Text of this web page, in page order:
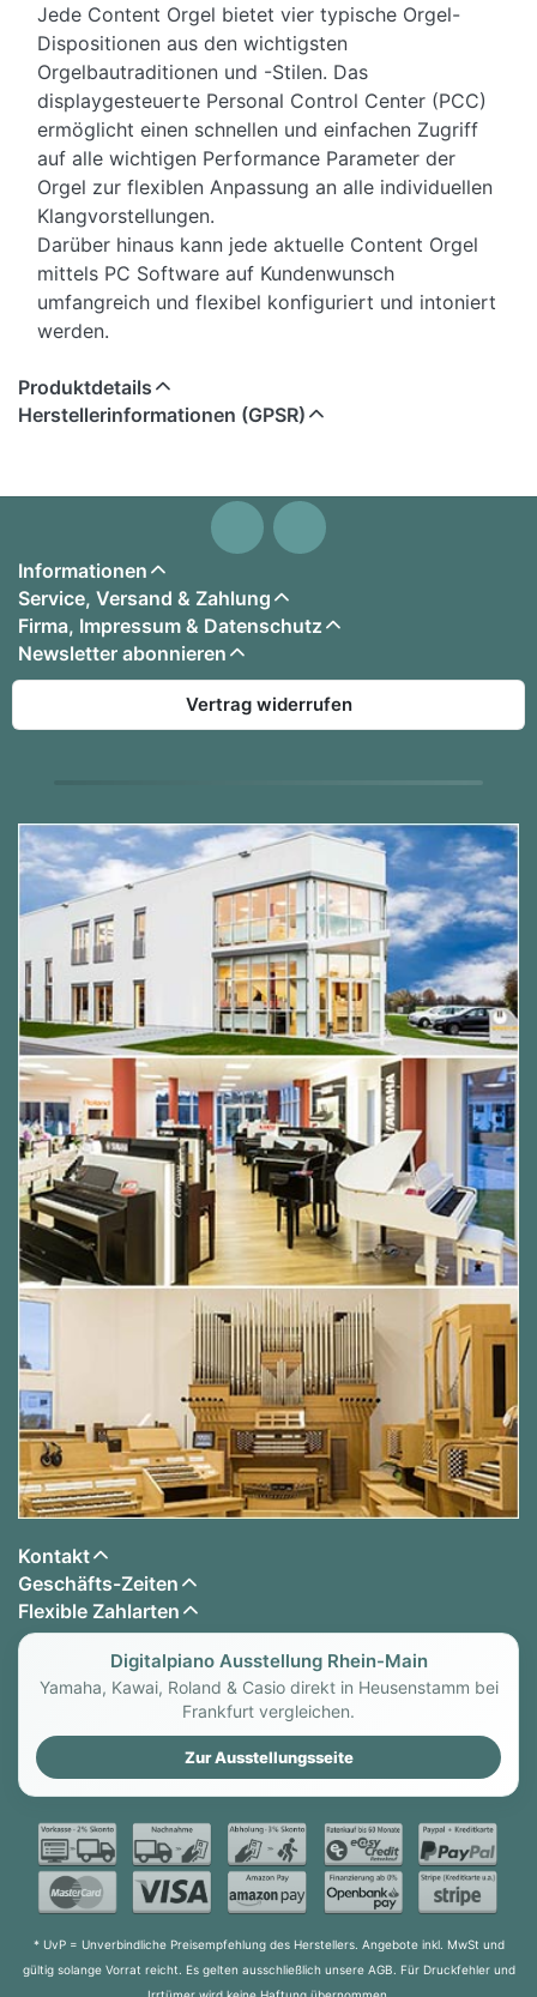
Jede Content Orgel bietet vier typische Orgel-
Dispositionen aus den wichtigsten
Orgelbautraditionen und -Stilen. Das
displaygesteuerte Personal Control Center (PCC)
ermöglicht einen schnellen und einfachen Zugriff
auf alle wichtigen Performance Parameter der
Orgel zur flexiblen Anpassung an alle individuellen
Klangvorstellungen.
Darüber hinaus kann jede aktuelle Content Orgel
mittels PC Software auf Kundenwunsch
umfangreich und flexibel konfiguriert und intoniert
werden.
Produktdetails
Herstellerinformationen (GPSR)
Informationen
Service, Versand & Zahlung
Firma, Impressum & Datenschutz
Newsletter abonnieren
Vertrag widerrufen
Kontakt
Geschäfts-Zeiten
Flexible Zahlarten
Digitalpiano Ausstellung Rhein-Main
Yamaha, Kawai, Roland & Casio direkt in Heusenstamm bei
Frankfurt vergleichen.
Zur Ausstellungsseite
* UvP = Unverbindliche Preisempfehlung des Herstellers. Angebote inkl. MwSt und
gültig solange Vorrat reicht. Es gelten ausschließlich unsere AGB. Für Druckfehler und
Irrtümer wird keine Haftung übernommen.